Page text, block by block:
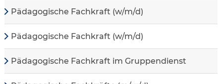
Pädagogische Fachkraft (w/m/d)
Pädagogische Fachkraft (w/m/d)
Pädagogische Fachkraft im Gruppendienst